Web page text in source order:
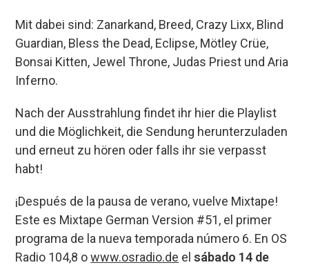
Mit dabei sind: Zanarkand, Breed, Crazy Lixx, Blind
Guardian, Bless the Dead, Eclipse, Mötley Crüe,
Bonsai Kitten, Jewel Throne, Judas Priest und Aria
Inferno.
Nach der Ausstrahlung findet ihr hier die Playlist
und die Möglichkeit, die Sendung herunterzuladen
und erneut zu hören oder falls ihr sie verpasst
habt!
¡Después de la pausa de verano, vuelve Mixtape!
Este es Mixtape German Version #51, el primer
programa de la nueva temporada número 6. En OS
Radio 104,8 owww.osradio.de elsábado 14 de